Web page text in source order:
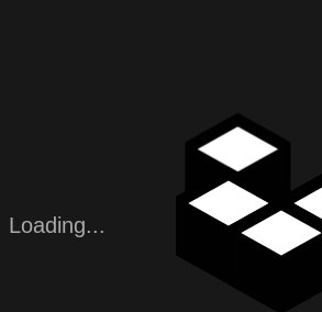
Loading...